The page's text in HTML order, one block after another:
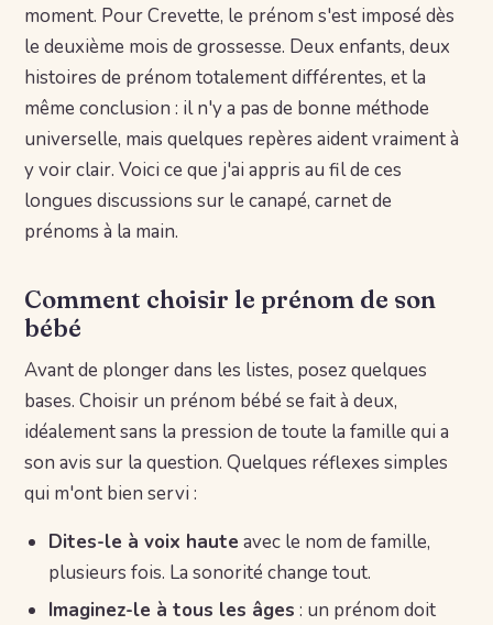
moment. Pour Crevette, le prénom s'est imposé dès
le deuxième mois de grossesse. Deux enfants, deux
histoires de prénom totalement différentes, et la
même conclusion : il n'y a pas de bonne méthode
universelle, mais quelques repères aident vraiment à
y voir clair. Voici ce que j'ai appris au fil de ces
longues discussions sur le canapé, carnet de
prénoms à la main.
Comment choisir le prénom de son
bébé
Avant de plonger dans les listes, posez quelques
bases. Choisir un prénom bébé se fait à deux,
idéalement sans la pression de toute la famille qui a
son avis sur la question. Quelques réflexes simples
qui m'ont bien servi :
Dites-le à voix haute avec le nom de famille,
plusieurs fois. La sonorité change tout.
Imaginez-le à tous les âges : un prénom doit